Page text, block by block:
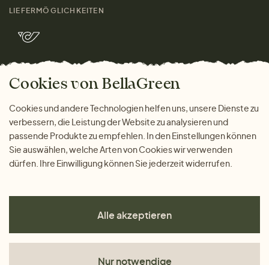
Kontakt
Marken
Bella Green Magazin
Herren
Wohnen
Geschenke
Warum bei uns einkaufen
LIEFERMÖGLICHKEITEN
ZAHLUNGSMÖGLICHKEITEN
Cookies von BellaGreen
Cookies und andere Technologien helfen uns, unsere Dienste zu
verbessern, die Leistung der Website zu analysieren und
passende Produkte zu empfehlen. In den Einstellungen können
Sie auswählen, welche Arten von Cookies wir verwenden
dürfen. Ihre Einwilligung können Sie jederzeit widerrufen.
Alle akzeptieren
Nur notwendige